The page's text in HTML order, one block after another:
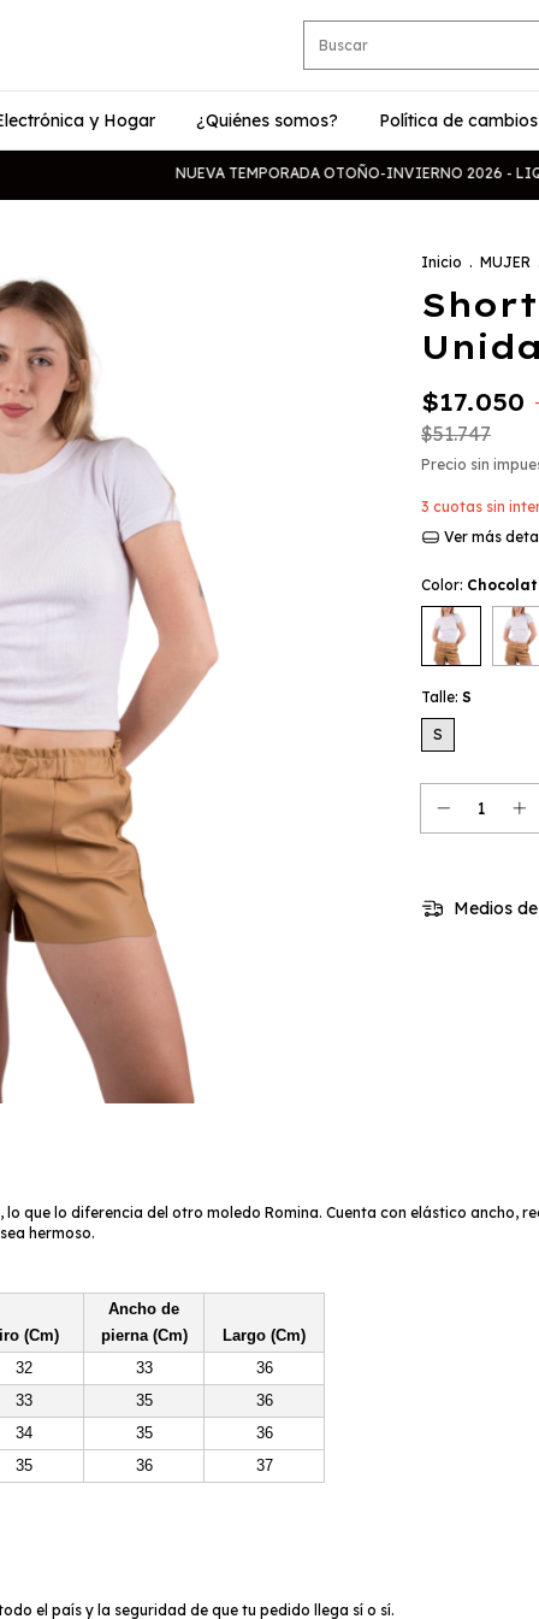
y Hogar ¿Quiénes somos? Política de
NUEVA TEMPORADA OTOÑO-INVIERNO 2026 -
Inicio . MUJER
$17.050 -
$51.747
Precio sin
3 cuotas sin
Ver más
Color:
Talle: S
S
Medios
que lo diferencia del otro moledo Romina. Cuenta con elástico ancho,
hermoso.
(Cm)
Ancho de
pierna (Cm)
Largo (Cm)
32
33
36
33
35
36
34
35
36
35
36 37
el país y la seguridad de que tu pedido llega sí o sí.